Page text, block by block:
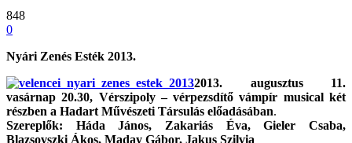
848
0
Nyári Zenés Esték 2013.
2013. augusztus 11.
vasárnap 20.30, Vérszipoly – vérpezsdítő vámpír musical két
részben a Hadart Művészeti Társulás előadásában.
Szereplők: Háda János, Zakariás Éva, Gieler Csaba,
Blazsovszki Ákos, Maday Gábor, Jakus Szilvia